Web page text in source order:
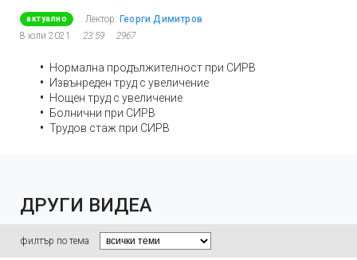
актуално Лектор: Георги Димитров
8 юли 2021
23:59 2967
Нормална продължителност при СИРВ
Извънреден труд с увеличение
Нощен труд с увеличение
Болнични при СИРВ
Трудов стаж при СИРВ
ДРУГИ ВИДЕА
филтър по тема